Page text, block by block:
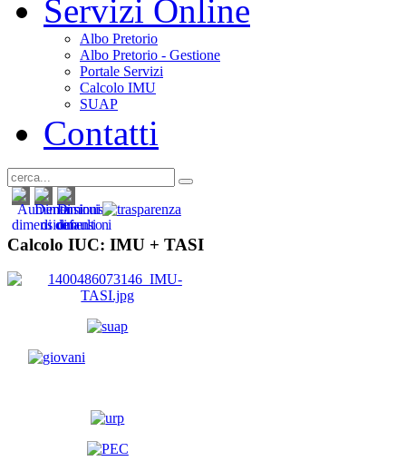
Servizi Online
Albo Pretorio
Albo Pretorio - Gestione
Portale Servizi
Calcolo IMU
SUAP
Contatti
Calcolo IUC: IMU + TASI